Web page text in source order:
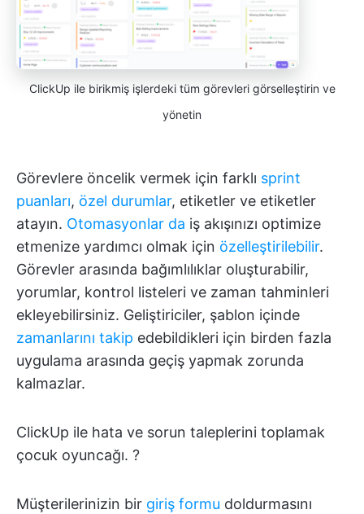
ClickUp ile birikmiş işlerdeki tüm görevleri görselleştirin ve
yönetin
Görevlere öncelik vermek için farklı sprint
puanları, özel durumlar, etiketler ve etiketler
atayın. Otomasyonlar da iş akışınızı optimize
etmenize yardımcı olmak için özelleştirilebilir.
Görevler arasında bağımlılıklar oluşturabilir,
yorumlar, kontrol listeleri ve zaman tahminleri
ekleyebilirsiniz. Geliştiriciler, şablon içinde
zamanlarını takip edebildikleri için birden fazla
uygulama arasında geçiş yapmak zorunda
kalmazlar.
ClickUp ile hata ve sorun taleplerini toplamak
çocuk oyuncağı. ?
Müşterilerinizin bir giriş formu doldurmasını